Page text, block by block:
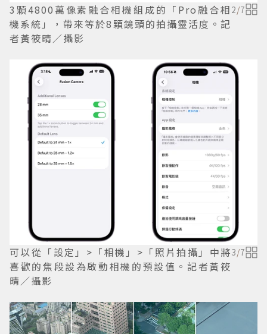
3顆4800萬像素融合相機組成的「Pro融合相
機系統」，帶來等於8顆鏡頭的拍攝靈活度。記
者黃筱晴／攝影
2/7
可以從「設定」>「相機」>「照片拍攝」中將
喜歡的焦段設為啟動相機的預設值。記者黃筱
晴／攝影
3/7